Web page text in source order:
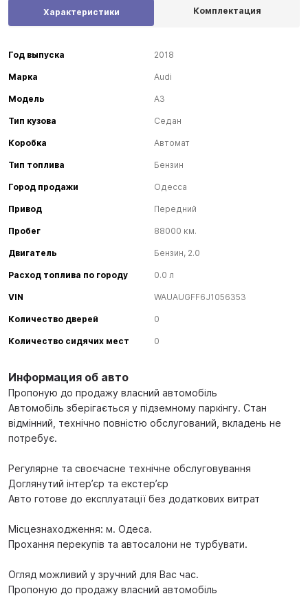
Информация об авто
Пропоную до продажу власний автомобіль
Автомобіль зберігається у підземному паркінгу. Стан
відмінний, технічно повністю обслугований, вкладень не
потребує.
Регулярне та своєчасне технічне обслуговування
Доглянутий інтер’єр та екстер’єр
Авто готове до експлуатації без додаткових витрат
Місцезнаходження: м. Одеса.
Прохання перекупів та автосалони не турбувати.
Огляд можливий у зручний для Вас час.
Пропоную до продажу власний автомобіль
Характеристики Комплектация
Год выпуска 2018
Марка Audi
Модель A3
Тип кузова Седан
Коробка Автомат
Тип топлива Бензин
Город продажи Одесса
Привод Передний
Пробег 88000 км.
Двигатель Бензин, 2.0
Расход топлива по городу 0.0 л
VIN WAUAUGFF6J1056353
Количество дверей 0
Количество сидячих мест 0